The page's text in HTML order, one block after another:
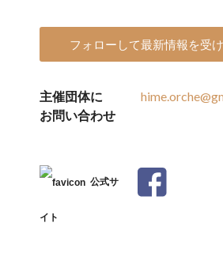
フォローして最新情報を受
主催団体に
お問い合わせ
公式サ
イト